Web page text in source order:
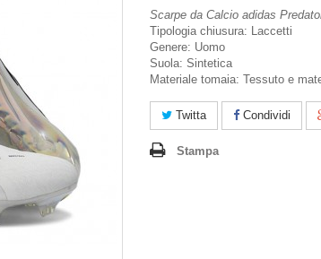
Scarpe da Calcio adidas
Tipologia chiusura: Laccetti
Genere: Uomo
Suola: Sintetica
Materiale tomaia: Tessuto e
Twitta Condividi
Stampa